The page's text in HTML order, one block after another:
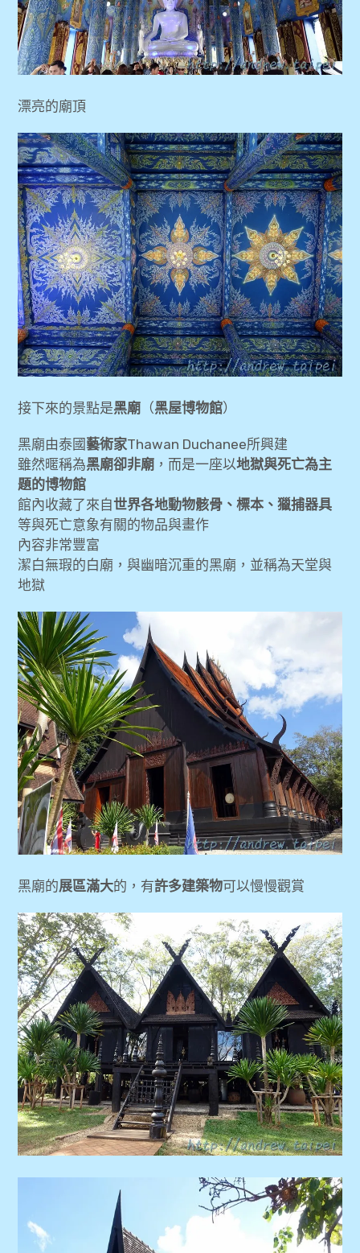
漂亮的廟頂
接下來的景點是黑廟 （黑屋博物館）
黑廟由泰國藝術家Thawan Duchanee所興建
雖然暱稱為黑廟卻非廟 ，而是一座以地獄與死亡為主
題的博物館
館內收藏了來自世界各地動物骸骨、標本、獵捕器具
等與死亡意象有關的物品與畫作
內容非常豐富
潔白無瑕的白廟，與幽暗沉重的黑廟，並稱為天堂與
地獄
黑廟的展區滿大的，有許多建築物可以慢慢觀賞